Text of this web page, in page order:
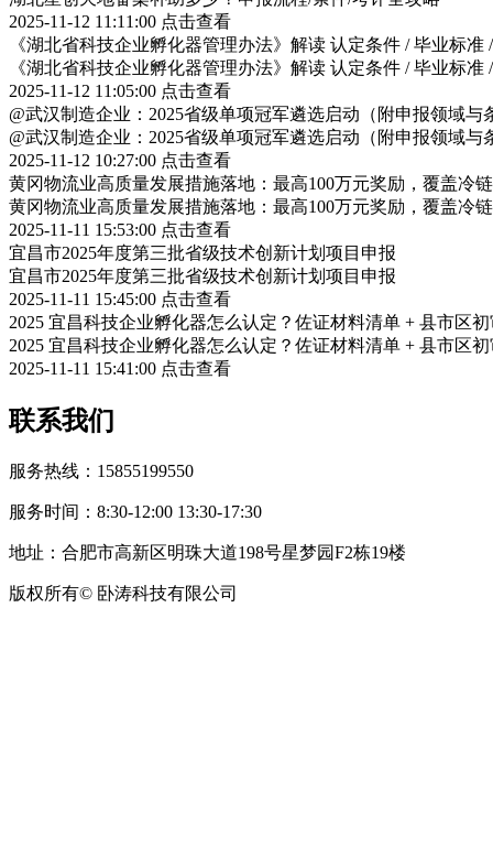
2025-11-12 11:11:00 点击查看
《湖北省科技企业孵化器管理办法》解读 认定条件 / 毕业标准
《湖北省科技企业孵化器管理办法》解读 认定条件 / 毕业标准
2025-11-12 11:05:00 点击查看
@武汉制造企业：2025省级单项冠军遴选启动（附申报领域与
@武汉制造企业：2025省级单项冠军遴选启动（附申报领域与
2025-11-12 10:27:00 点击查看
黄冈物流业高质量发展措施落地：最高100万元奖励，覆盖冷
黄冈物流业高质量发展措施落地：最高100万元奖励，覆盖冷
2025-11-11 15:53:00 点击查看
宜昌市2025年度第三批省级技术创新计划项目申报
宜昌市2025年度第三批省级技术创新计划项目申报
2025-11-11 15:45:00 点击查看
2025 宜昌科技企业孵化器怎么认定？佐证材料清单 + 县市区
2025 宜昌科技企业孵化器怎么认定？佐证材料清单 + 县市区
2025-11-11 15:41:00 点击查看
联系我们
服务热线：15855199550
服务时间：8:30-12:00 13:30-17:30
地址：合肥市高新区明珠大道198号星梦园F2栋19楼
版权所有© 卧涛科技有限公司